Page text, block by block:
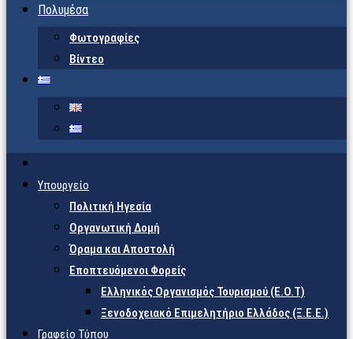
Πολυμέσα
Φωτογραφίες
Βίντεο
Υπουργείο
Πολιτική Ηγεσία
Οργανωτική Δομή
Όραμα και Αποστολή
Εποπτευόμενοι Φορείς
Eλληνικός Οργανισμός Τουρισμού (Ε.Ο.Τ)
Ξενοδοχειακό Επιμελητήριο Ελλάδος (Ξ.Ε.Ε.)
Γραφείο Τύπου